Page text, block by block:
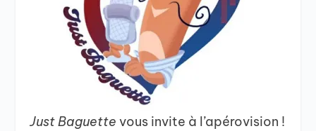
Just Baguettevous invite à l’apérovision !